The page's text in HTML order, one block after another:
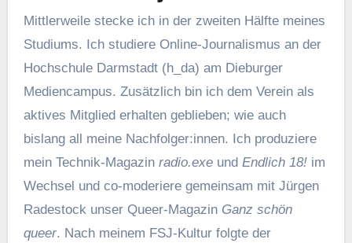
Mittlerweile stecke ich in der zweiten Hälfte meines
Studiums. Ich studiere Online-Journalismus an der
Hochschule Darmstadt (h_da) am Dieburger
Mediencampus. Zusätzlich bin ich dem Verein als
aktives Mitglied erhalten geblieben; wie auch
bislang all meine Nachfolger:innen. Ich produziere
mein Technik-Magazin radio.exeund Endlich 18!im
Wechsel und co-moderiere gemeinsam mit Jürgen
Radestock unser Queer-Magazin Ganz schön
queer. Nach meinem FSJ-Kultur folgte der